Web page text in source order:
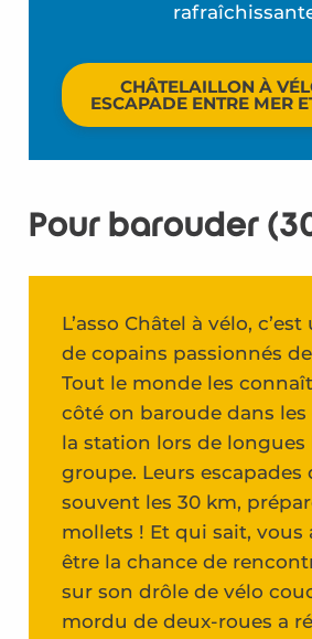
CHÂTELAILLON À
ESCAPADE ENTRE MER
Pour barouder
L’asso Châtel à vélo,
de copains passionnés
Tout le monde les
côté on baroude dans
la station lors de longues
groupe. Leurs escapades
souvent les 30 km,
mollets ! Et qui sait, vous
être la chance de
sur son drôle de vélo
mordu de deux-roues a